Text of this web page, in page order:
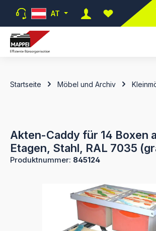
Zum Hauptinhalt springen
AT
Du hast 0
Startseite Möbel und Archiv
Akten-Caddy für 14 Boxen
Etagen, Stahl, RAL 7035
Produktnummer: 845124
Bildergalerie überspringen